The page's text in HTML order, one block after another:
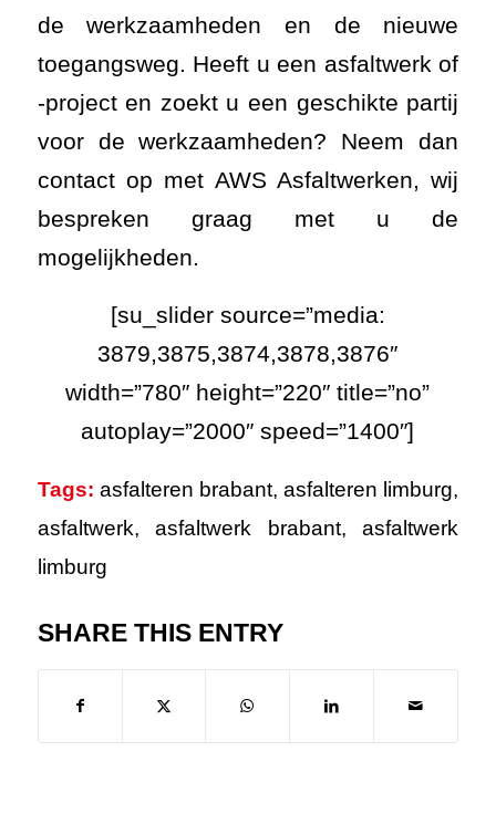
de werkzaamheden en de nieuwe
toegangsweg. Heeft u een asfaltwerk of
-project en zoekt u een geschikte partij
voor de werkzaamheden? Neem dan
contact op met AWS Asfaltwerken, wij
bespreken graag met u de
mogelijkheden.
[su_slider source=”media:
3879,3875,3874,3878,3876″
width=”780″ height=”220″ title=”no”
autoplay=”2000″ speed=”1400″]
Tags: asfalteren brabant,asfalteren limburg,
asfaltwerk,asfaltwerk brabant,asfaltwerk
limburg
SHARE THIS ENTRY